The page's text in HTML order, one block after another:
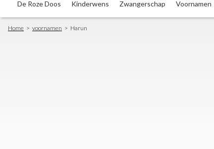
De Roze Doos Kinderwens Zwangerschap Voornamen
Breadcrumb
Home voornamen Harun